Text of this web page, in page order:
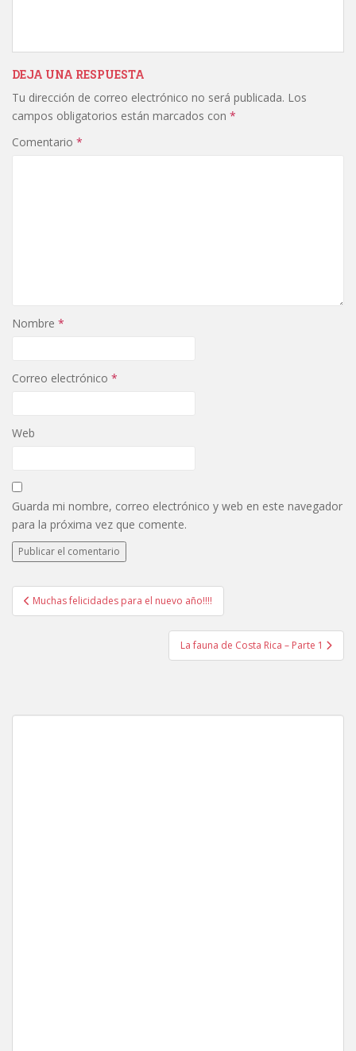
DEJA UNA RESPUESTA
Tu dirección de correo electrónico no será publicada. Los
campos obligatorios están marcados con *
Comentario *
Nombre *
Correo electrónico *
Web
Guarda mi nombre, correo electrónico y web en este navegador
para la próxima vez que comente.
Navegación
de
Muchas felicidades para el nuevo año!!!!
La fauna de Costa Rica – Parte 1